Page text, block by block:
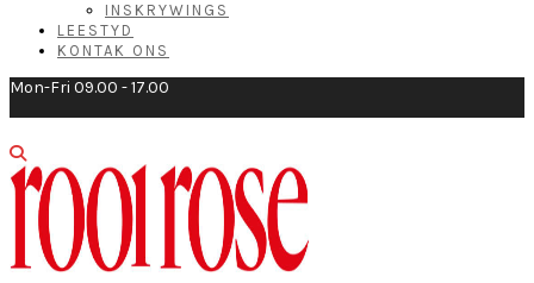
INSKRYWINGS
LEESTYD
KONTAK ONS
Mon-Fri 09.00 - 17.00